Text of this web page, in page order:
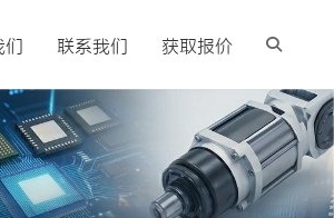
们 联系我们 获取报价